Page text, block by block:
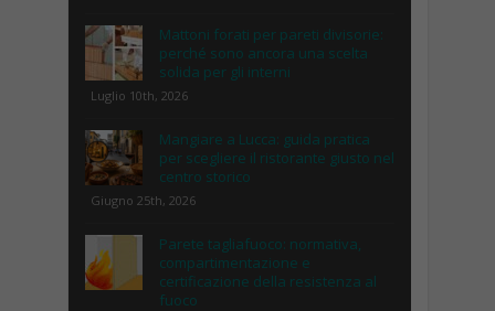
Mattoni forati per pareti divisorie:
perché sono ancora una scelta
solida per gli interni
Luglio 10th, 2026
Mangiare a Lucca: guida pratica
per scegliere il ristorante giusto nel
centro storico
Giugno 25th, 2026
Parete tagliafuoco: normativa,
compartimentazione e
certificazione della resistenza al
fuoco